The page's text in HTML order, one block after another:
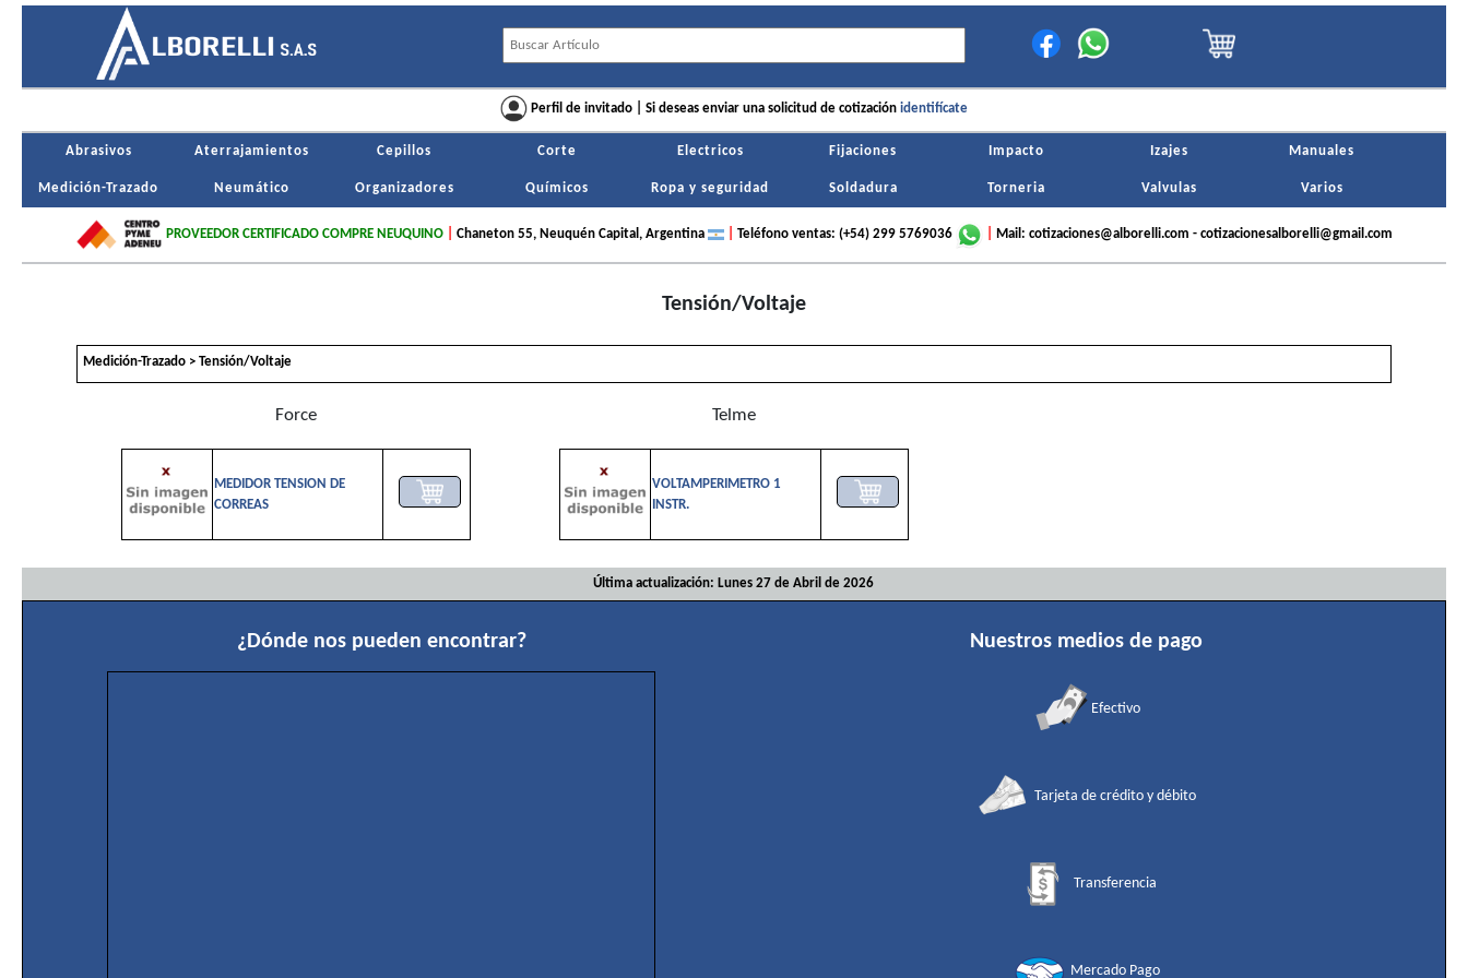
Perfil de invitado | Si deseas enviar una solicitud de cotización identifícate
ingresados no podrás cambiarlos a menos que crees
otro usuario.
Abrasivos Aterrajamientos Cepillos Corte Electricos Fijaciones Impacto Izajes Manuales
Medición-Trazado Neumático Organizadores Químicos Ropa y seguridad Soldadura Torneria Valvulas Varios
PROVEEDOR CERTIFICADO COMPRE NEUQUINO| Chaneton 55, Neuquén Capital, Argentina Teléfono ventas: (+54) 299 5769036 Mail: cotizaciones@alborelli.com - cotizacionesalborelli@gmail.com
Tensión/Voltaje
Medición-Trazado > Tensión/Voltaje
Force
MEDIDOR TENSION DE
CORREAS
Telme
VOLTAMPERIMETRO 1
INSTR.
Última actualización: Lunes 27 de Abril de 2026
¿Dónde nos pueden encontrar? Nuestros medios de pago
Efectivo
Tarjeta de crédito y débito
Transferencia
Mercado Pago